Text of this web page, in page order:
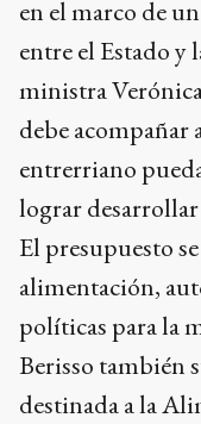
en el marco de
entre el Estado y
ministra
debe acompañar
entrerriano
lograr
El presupuesto
alimentación,
políticas para la
Berisso también
destinada a la